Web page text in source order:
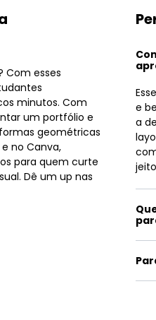
Com esses
minutos. Com
um portfólio e
geométricas
no Canva,
para quem curte
Dê um up nas
e
a